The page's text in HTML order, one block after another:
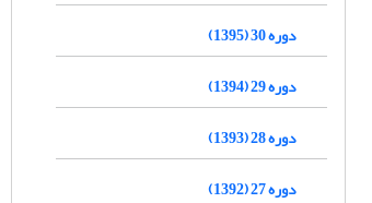
دوره 30 (1395)
دوره 29 (1394)
دوره 28 (1393)
دوره 27 (1392)